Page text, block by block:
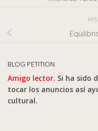
BLOG PETITION
Amigo lector. Si ha sido
tocar los anuncios así
cultural.